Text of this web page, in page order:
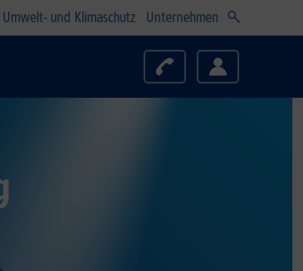
Umwelt- und Klimaschutz Unternehmen